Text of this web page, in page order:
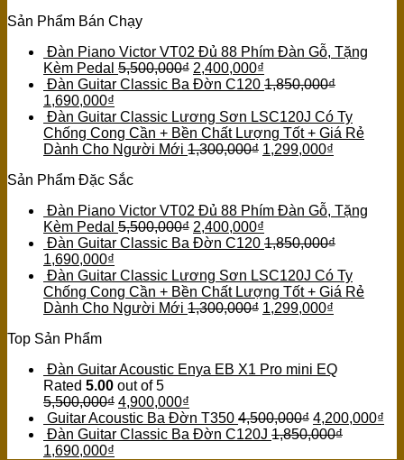
Sản Phẩm Bán Chạy
Đàn Piano Victor VT02 Đủ 88 Phím Đàn Gỗ, Tặng
Kèm Pedal 5,500,000₫ 2,400,000₫
Đàn Guitar Classic Ba Đờn C120 1,850,000₫
1,690,000₫
Đàn Guitar Classic Lương Sơn LSC120J Có Ty
Chống Cong Cần + Bền Chất Lượng Tốt + Giá Rẻ
Dành Cho Người Mới 1,300,000₫ 1,299,000₫
Sản Phẩm Đặc Sắc
Đàn Piano Victor VT02 Đủ 88 Phím Đàn Gỗ, Tặng
Kèm Pedal 5,500,000₫ 2,400,000₫
Đàn Guitar Classic Ba Đờn C120 1,850,000₫
1,690,000₫
Đàn Guitar Classic Lương Sơn LSC120J Có Ty
Chống Cong Cần + Bền Chất Lượng Tốt + Giá Rẻ
Dành Cho Người Mới 1,300,000₫ 1,299,000₫
Top Sản Phẩm
Đàn Guitar Acoustic Enya EB X1 Pro mini EQ
Rated 5.00 out of 5
5,500,000₫ 4,900,000₫
Guitar Acoustic Ba Đờn T350 4,500,000₫ 4,200,000₫
Đàn Guitar Classic Ba Đờn C120J 1,850,000₫
1,690,000₫